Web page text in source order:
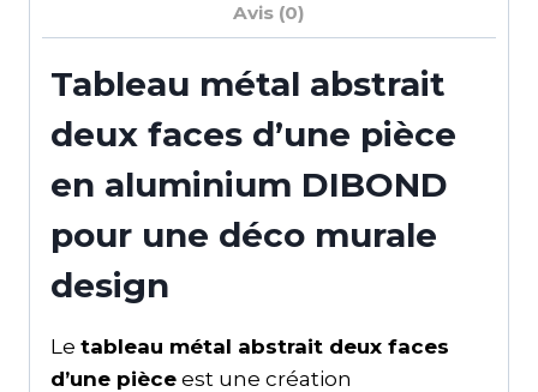
Avis (0)
Tableau métal abstrait
deux faces d’une pièce
en aluminium DIBOND
pour une déco murale
design
Le tableau métal abstrait deux faces
d’une pièce est une création